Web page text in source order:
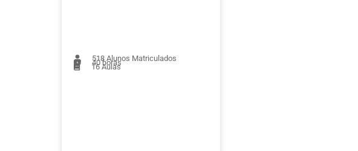
518 Alunos Matriculados
40 horas
16Aulas